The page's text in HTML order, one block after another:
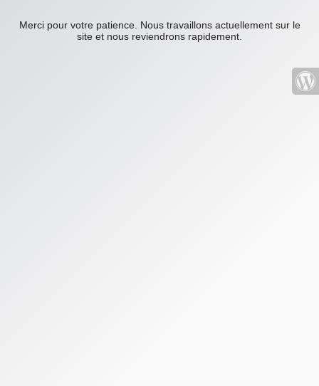
Merci pour votre patience. Nous travaillons actuellement sur le
site et nous reviendrons rapidement.